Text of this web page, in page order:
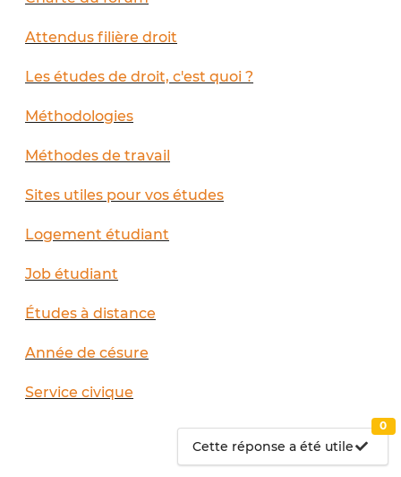
Attendus filière droit
Les études de droit, c'est quoi ?
Méthodologies
Méthodes de travail
Sites utiles pour vos études
Logement étudiant
Job étudiant
Études à distance
Année de césure
Service civique
Cette réponse a été utile
0